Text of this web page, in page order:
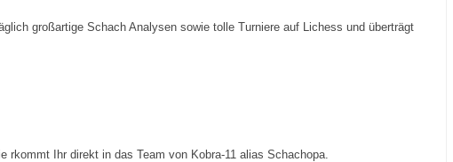
großartige Schach Analysen sowie tolle Turniere auf Lichess und überträgt
Ihr direkt in das Team von Kobra-11 alias Schachopa.